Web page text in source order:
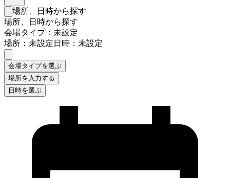
検索フォームを閉じる
場所、日時から探す
場所、日時から探す
会場タイプ：未設定
場所：未設定日時：未設定
会場タイプを選ぶ
場所を入力する
日時を選ぶ